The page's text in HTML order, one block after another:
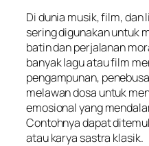
Di dunia musik, film,
sering digunakan untuk
batin dan perjalanan
banyak lagu atau film
pengampunan,
melawan dosa untuk
emosional yang
Contohnya dapat
atau karya sastra klasik.